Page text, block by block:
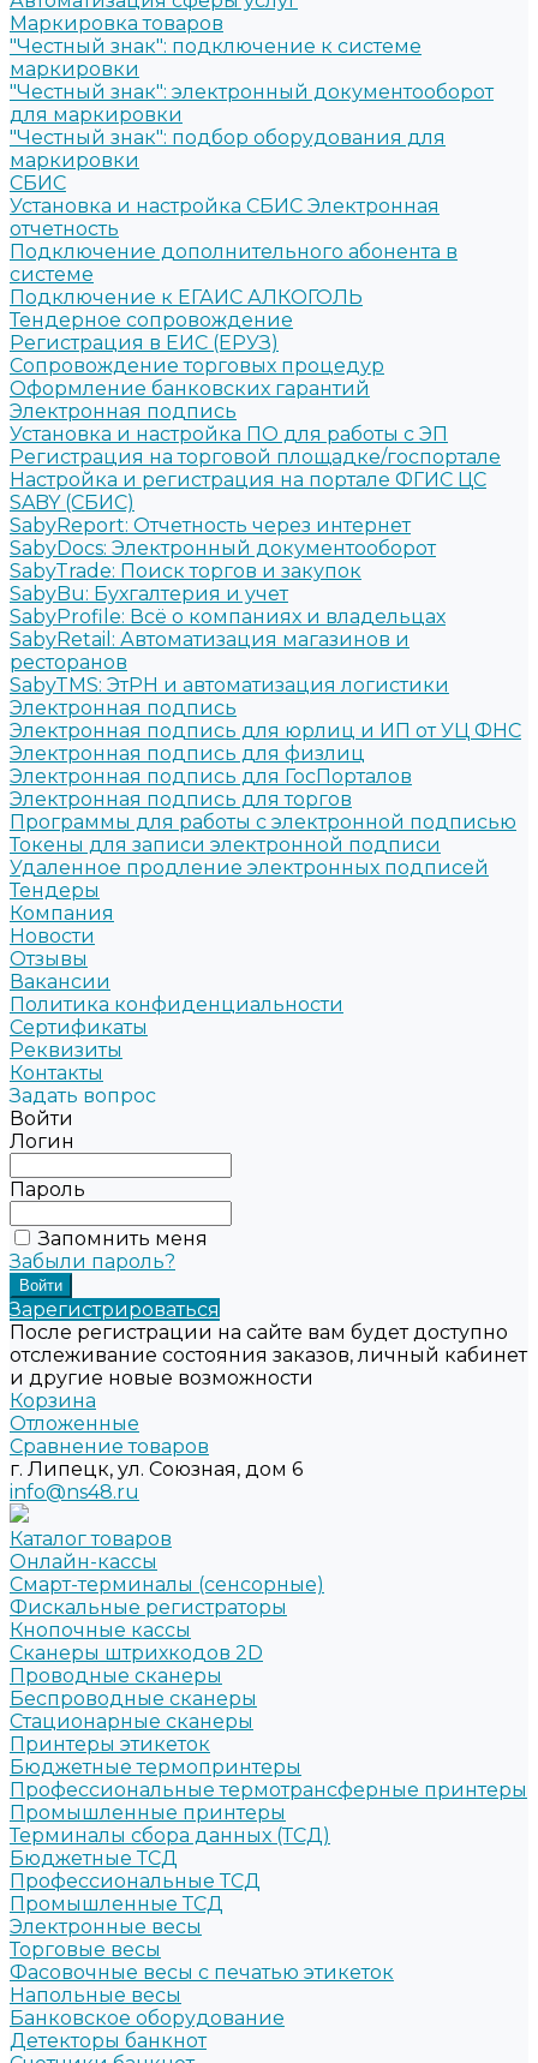
Маркировка товаров
"Честный знак": подключение к системе
маркировки
"Честный знак": электронный документооборот
для маркировки
"Честный знак": подбор оборудования для
маркировки
СБИС
Установка и настройка СБИС Электронная
отчетность
Подключение дополнительного абонента в
системе
Подключение к ЕГАИС АЛКОГОЛЬ
Тендерное сопровождение
Регистрация в ЕИС (ЕРУЗ)
Сопровождение торговых процедур
Оформление банковских гарантий
Электронная подпись
Установка и настройка ПО для работы с ЭП
Регистрация на торговой площадке/госпортале
Настройка и регистрация на портале ФГИС ЦС
SABY (СБИС)
SabyReport: Отчетность через интернет
SabyDocs: Электронный документооборот
SabyTrade: Поиск торгов и закупок
SabyBu: Бухгалтерия и учет
SabyProfile: Всё о компаниях и владельцах
SabyRetail: Автоматизация магазинов и
ресторанов
SabyTMS: ЭтРН и автоматизация логистики
Электронная подпись
Электронная подпись для юрлиц и ИП от УЦ ФНС
Электронная подпись для физлиц
Электронная подпись для ГосПорталов
Электронная подпись для торгов
Программы для работы с электронной подписью
Токены для записи электронной подписи
Удаленное продление электронных подписей
Тендеры
Компания
Новости
Отзывы
Вакансии
Политика конфиденциальности
Сертификаты
Реквизиты
Контакты
Задать вопрос
Войти
Логин
Пароль
Запомнить меня
Забыли пароль?
Зарегистрироваться
После регистрации на сайте вам будет доступно
отслеживание состояния заказов, личный кабинет
и другие новые возможности
Корзина
Отложенные
Сравнение товаров
г. Липецк, ул. Союзная, дом 6
info@ns48.ru
Каталог товаров
Онлайн-кассы
Смарт-терминалы (сенсорные)
Фискальные регистраторы
Кнопочные кассы
Сканеры штрихкодов 2D
Проводные сканеры
Беспроводные сканеры
Стационарные сканеры
Принтеры этикеток
Бюджетные термопринтеры
Профессиональные термотрансферные принтеры
Промышленные принтеры
Терминалы сбора данных (ТСД)
Бюджетные ТСД
Профессиональные ТСД
Промышленные ТСД
Электронные весы
Торговые весы
Фасовочные весы с печатью этикеток
Напольные весы
Банковское оборудование
Детекторы банкнот